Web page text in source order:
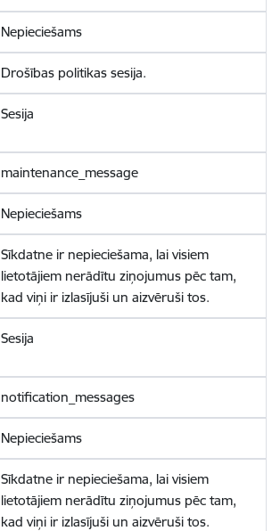
Nepieciešams
Drošības politikas sesija.
Sesija
maintenance_message
Nepieciešams
Sīkdatne ir nepieciešama, lai visiem
lietotājiem nerādītu ziņojumus pēc tam,
kad viņi ir izlasījuši un aizvēruši tos.
Sesija
notification_messages
Nepieciešams
Sīkdatne ir nepieciešama, lai visiem
lietotājiem nerādītu ziņojumus pēc tam,
kad viņi ir izlasījuši un aizvēruši tos.